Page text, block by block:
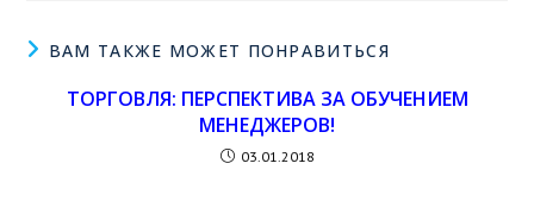
ВАМ ТАКЖЕ МОЖЕТ ПОНРАВИТЬСЯ
ТОРГОВЛЯ: ПЕРСПЕКТИВА ЗА ОБУЧЕНИЕМ
МЕНЕДЖЕРОВ!
03.01.2018